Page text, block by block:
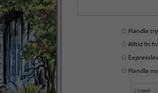
Handla
Alltid fri
Handla